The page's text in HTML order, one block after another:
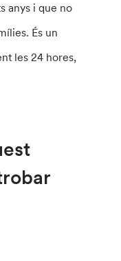
anys i que no
És un
les 24 hores,